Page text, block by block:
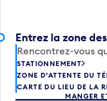
Entrez la zone
Rencontrez-vous
STATIONNEMENT
ZONE D’ATTENTE DU
CARTE DU LIEU DE LA
MANGER